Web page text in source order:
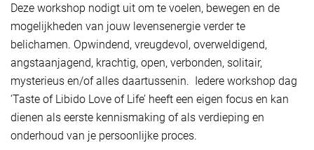
Deze workshop nodigt uit om te voelen, bewegen en de
mogelijkheden van jouw levensenergie verder te
belichamen. Opwindend, vreugdevol, overweldigend,
angstaanjagend, krachtig, open, verbonden, solitair,
mysterieus en/of alles daartussenin. Iedere workshop dag
‘Taste of Libido Love of Life’ heeft een eigen focus en kan
dienen als eerste kennismaking of als verdieping en
onderhoud van je persoonlijke proces.